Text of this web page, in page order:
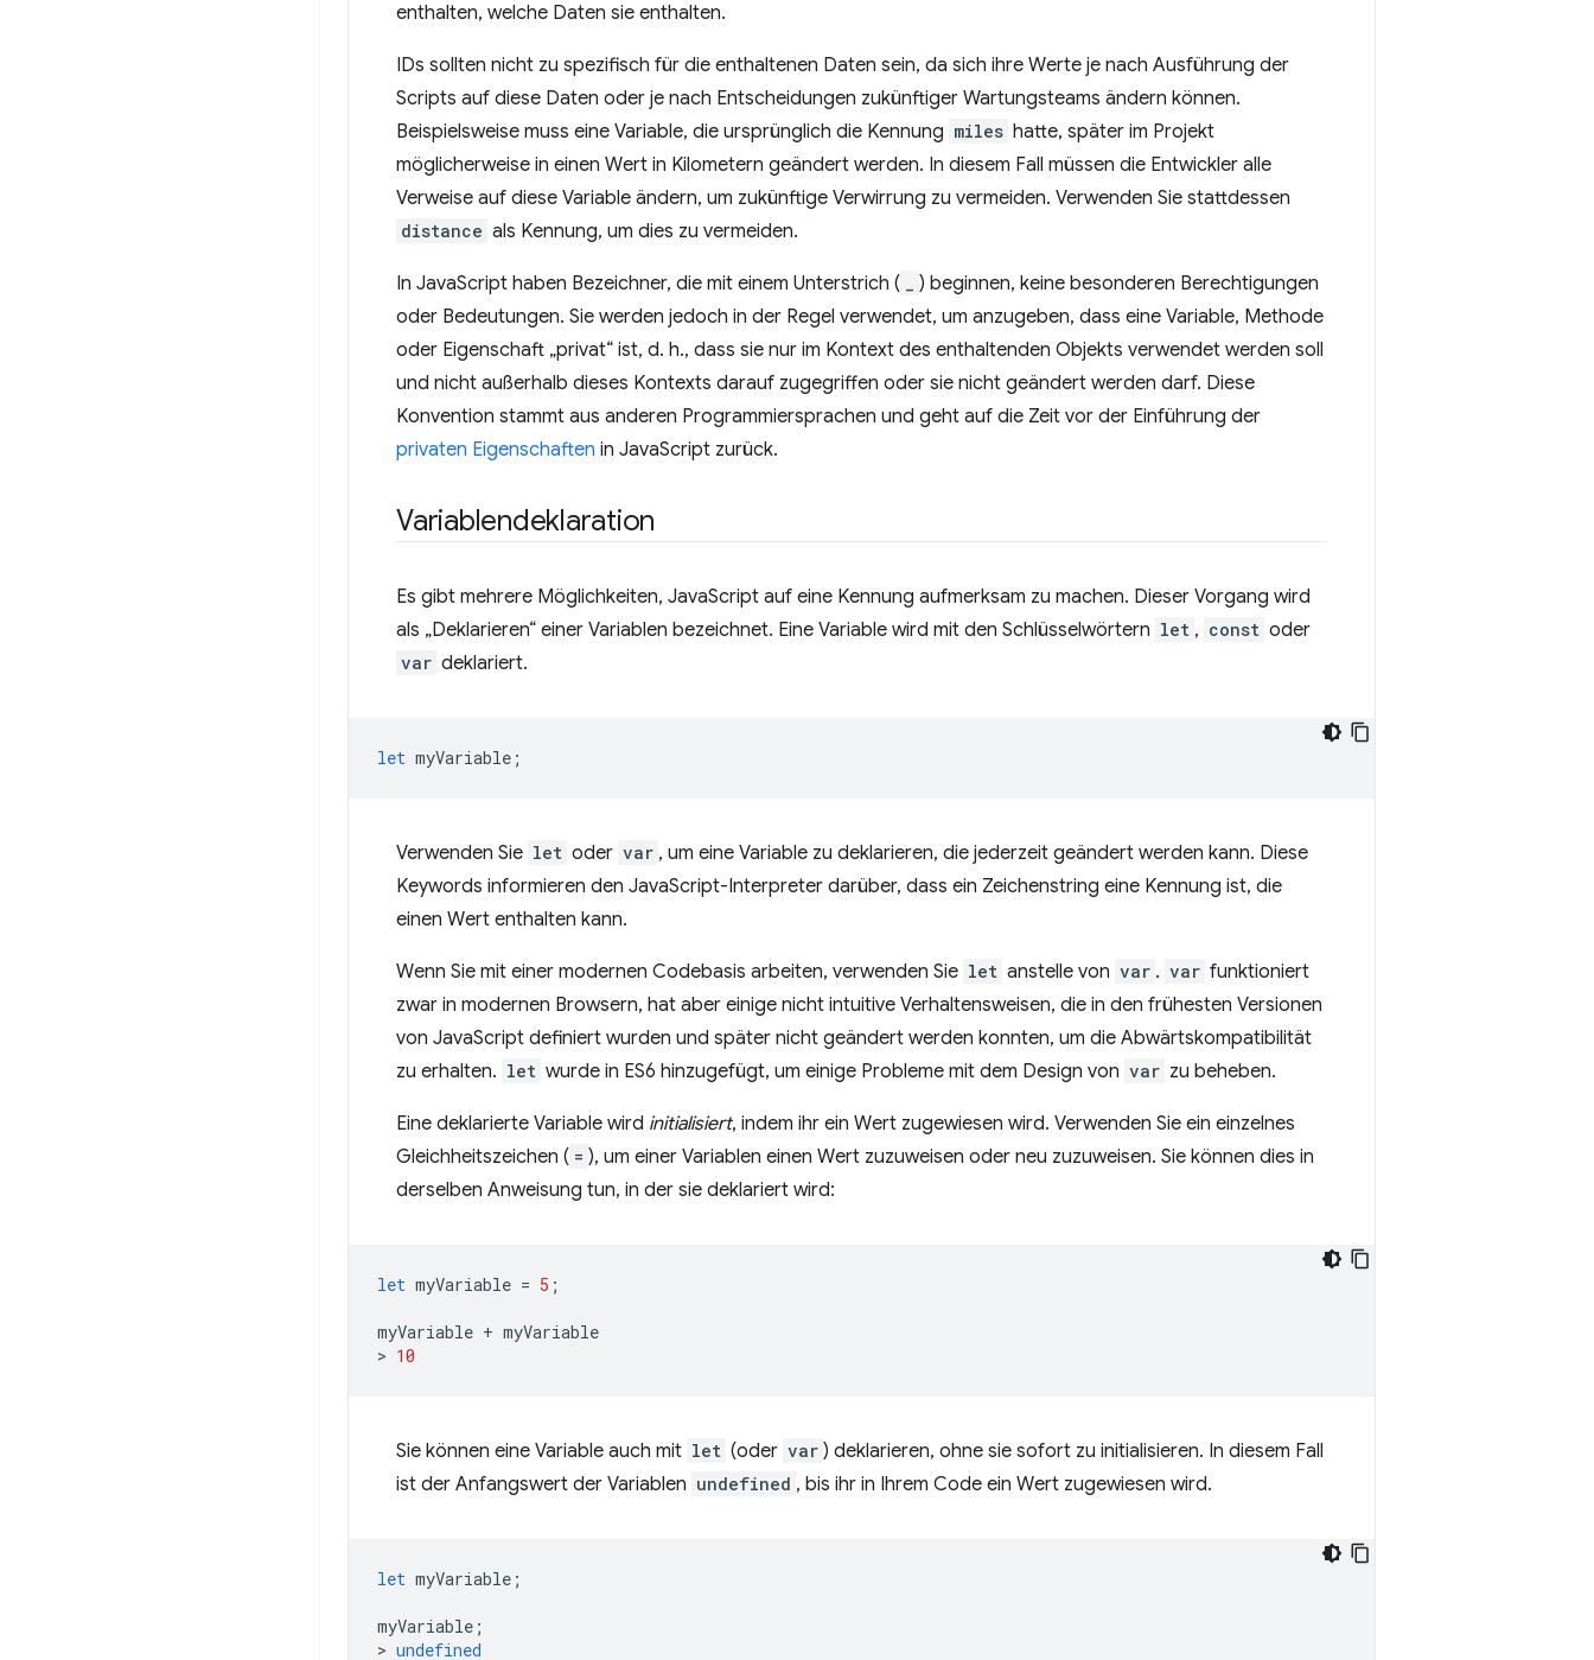
enthalten, welche Daten sie enthalten.
IDs sollten nicht zu spezifisch für die enthaltenen Daten sein, da sich ihre Werte je nach Ausführung der
Scripts auf diese Daten oder je nach Entscheidungen zukünftiger Wartungsteams ändern können.
Beispielsweise muss eine Variable, die ursprünglich die Kennung miles hatte, später im Projekt
möglicherweise in einen Wert in Kilometern geändert werden. In diesem Fall müssen die Entwickler alle
Verweise auf diese Variable ändern, um zukünftige Verwirrung zu vermeiden. Verwenden Sie stattdessen
distance als Kennung, um dies zu vermeiden.
In JavaScript haben Bezeichner, die mit einem Unterstrich (
) beginnen, keine besonderen Berechtigungen
oder Bedeutungen. Sie werden jedoch in der Regel verwendet, um anzugeben, dass eine Variable, Methode
oder Eigenschaft „privat“ ist, d. h., dass sie nur im Kontext des enthaltenden Objekts verwendet werden soll
und nicht außerhalb dieses Kontexts darauf zugegriffen oder sie nicht geändert werden darf. Diese
Konvention stammt aus anderen Programmiersprachen und geht auf die Zeit vor der Einführung der
privaten Eigenschaften in JavaScript zurück.
Variablendeklaration
Es gibt mehrere Möglichkeiten, JavaScript auf eine Kennung aufmerksam zu machen. Dieser Vorgang wird
als „Deklarieren“ einer Variablen bezeichnet. Eine Variable wird mit den Schlüsselwörtern let , const oder
var deklariert.
let myVariable ;
Verwenden Sie let oder var , um eine Variable zu deklarieren, die jederzeit geändert werden kann. Diese
Keywords informieren den JavaScript-Interpreter darüber, dass ein Zeichenstring eine Kennung ist, die
einen Wert enthalten kann.
Wenn Sie mit einer modernen Codebasis arbeiten, verwenden Sie let anstelle von var . var funktioniert
zwar in modernen Browsern, hat aber einige nicht intuitive Verhaltensweisen, die in den frühesten Versionen
von JavaScript definiert wurden und später nicht geändert werden konnten, um die Abwärtskompatibilität
zu erhalten. let wurde in ES6 hinzugefügt, um einige Probleme mit dem Design von var zu beheben.
Eine deklarierte Variable wird initialisiert, indem ihr ein Wert zugewiesen wird. Verwenden Sie ein einzelnes
Gleichheitszeichen ( = ), um einer Variablen einen Wert zuzuweisen oder neu zuzuweisen. Sie können dies in
derselben Anweisung tun, in der sie deklariert wird:
let myVariable = 5 ;
myVariable + myVariable
> 10
Sie können eine Variable auch mit let (oder var ) deklarieren, ohne sie sofort zu initialisieren. In diesem Fall
ist der Anfangswert der Variablen undefined , bis ihr in Ihrem Code ein Wert zugewiesen wird.
let myVariable ;
myVariable ;
> undefined